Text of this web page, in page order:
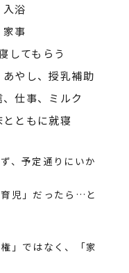
入浴
家事
してもらう
やし、授乳補助
仕事、ミルク
ともに就寝
、予定通りにいか
児」だったら…と
」ではなく、「家